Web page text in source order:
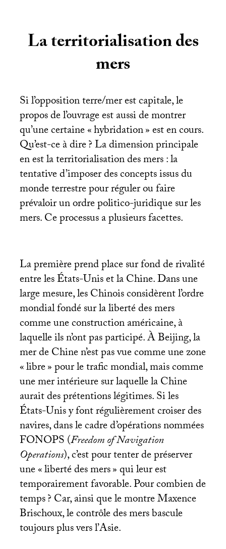
La territorialisation des
mers
Si l’opposition terre/mer est capitale, le
propos de l’ouvrage est aussi de montrer
qu’une certaine «hybridation» est en cours.
Qu’est-ce à dire? La dimension principale
en est la territorialisation des mers : la
tentative d’imposer des concepts issus du
monde terrestre pour réguler ou faire
prévaloir un ordre politico-juridique sur les
mers. Ce processus a plusieurs facettes.
La première prend place sur fond de rivalité
entre les États-Unis et la Chine. Dans une
large mesure, les Chinois considèrent l’ordre
mondial fondé sur la liberté des mers
comme une construction américaine, à
laquelle ils n’ont pas participé. À Beijing, la
mer de Chine n’est pas vue comme une zone
«libre» pour le trafic mondial, mais comme
une mer intérieure sur laquelle la Chine
aurait des prétentions légitimes. Si les
États-Unis y font régulièrement croiser des
navires, dans le cadre d’opérations nommées
FONOPS(Freedom of Navigation
Operations), c’est pour tenter de préserver
une «liberté des mers» qui leur est
temporairement favorable. Pour combien de
temps? Car, ainsi que le montre Maxence
Brischoux, le contrôle des mers bascule
toujours plus vers l’Asie.